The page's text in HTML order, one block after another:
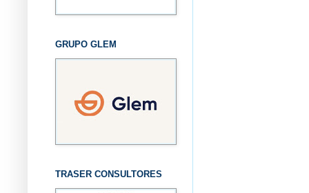
GRUPO GLEM
TRASER CONSULTORES